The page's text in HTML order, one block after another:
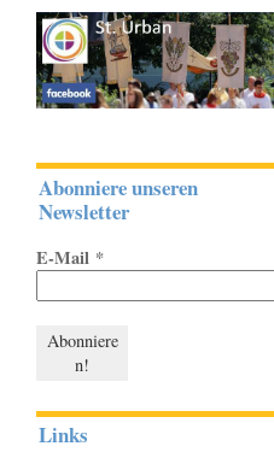
Abonniere unseren
Newsletter
E-Mail *
Links